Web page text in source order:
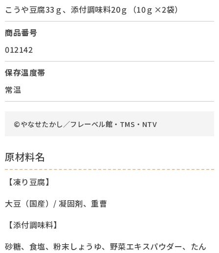
こうや豆腐33ｇ、添付調味料20ｇ（10ｇ×2袋）
商品番号
012142
保存温度帯
常温
©やなせたかし／フレーベル館・TMS・NTV
原材料名
【凍り豆腐】
大豆（国産）/ 凝固剤、重曹
【添付調味料】
砂糖、食塩、粉末しょうゆ、野菜エキスパウダー、たん